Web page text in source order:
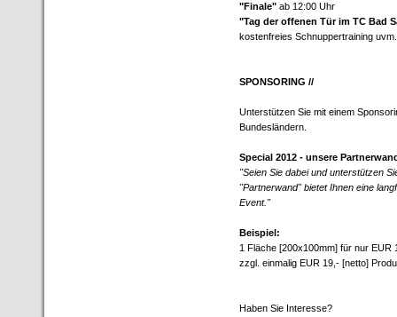
"Finale" ab 12:00 Uhr
"Tag der offenen Tür im TC Bad
kostenfreies Schnuppertraining uvm.
SPONSORING //
Unterstützen Sie mit einem
Bundesländern.
Special 2012 - unsere
"Seien Sie dabei und unterstützen
"Partnerwand" bietet Ihnen eine
Event."
Beispiel:
1 Fläche [200x100mm] für nur EUR
zzgl. einmalig EUR 19,- [netto]
Haben Sie Interesse?